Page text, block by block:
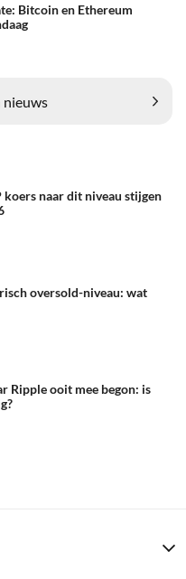
Bitcoin en Ethereum
koers naar dit niveau stijgen
oversold-niveau: wat
Ripple ooit mee begon: is